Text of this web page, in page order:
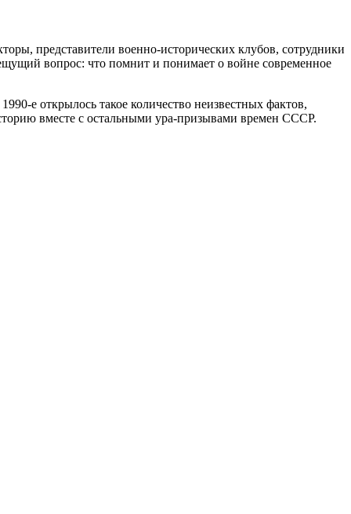
представители военно-исторических клубов, сотрудники
вопрос: что помнит и понимает о войне современное
е открылось такое количество неизвестных фактов,
вместе с остальными ура-призывами времен СССР.